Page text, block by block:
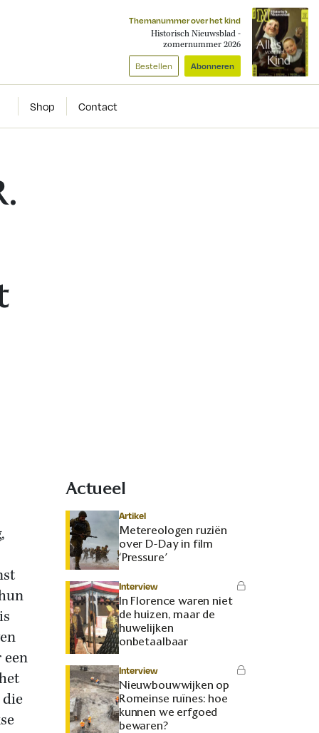
Themanummer over het kind
Historisch Nieuwsblad -
zomernummer 2026
Bestellen Abonneren
Shop Contact
Actueel
Artikel
Metereologen ruziën
over D-Day in film
‘Pressure’
Interview
In Florence waren niet
de huizen, maar de
huwelijken
onbetaalbaar
Interview
Nieuwbouwwijken op
Romeinse ruïnes: hoe
kunnen we erfgoed
bewaren?